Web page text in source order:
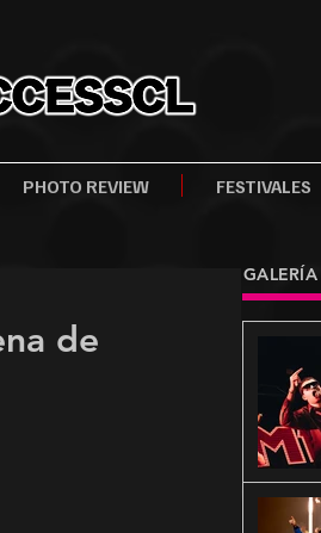
PHOTO REVIEW FESTIVALES
de